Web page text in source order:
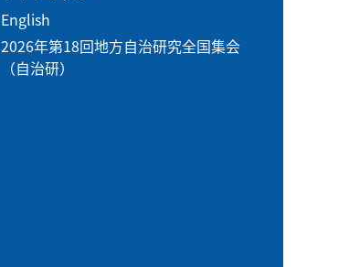
English
2026年第18回地方自治研究全国集会
（自治研）